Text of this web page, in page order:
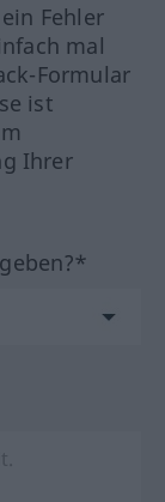
Fehler
mal
Formular
ist
Ihrer